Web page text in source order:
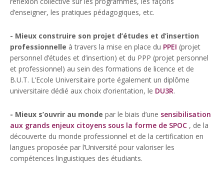
d’enseigner, les pratiques pédagogiques, etc.
- Mieux construire son projet d’études et d’insertion
professionnelle à travers la mise en place du PPEI (projet
personnel d’études et d’insertion) et du PPP (projet personnel
et professionnel) au sein des formations de licence et de
B.U.T. L’Ecole Universitaire porte également un diplôme
universitaire dédié aux choix d’orientation, le DU3R.
- Mieux s’ouvrir au monde par le biais d’une sensibilisation
aux grands enjeux citoyens sous la forme de SPOC , de la
découverte du monde professionnel et de la certification en
langues proposée par l’Université pour valoriser les
compétences linguistiques des étudiants.